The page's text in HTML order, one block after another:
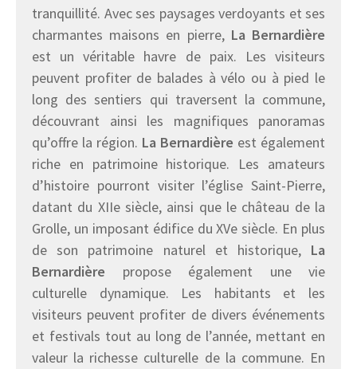
tranquillité. Avec ses paysages verdoyants et ses
charmantes maisons en pierre, La Bernardière
est un véritable havre de paix. Les visiteurs
peuvent profiter de balades à vélo ou à pied le
long des sentiers qui traversent la commune,
découvrant ainsi les magnifiques panoramas
qu’offre la région. La Bernardière est également
riche en patrimoine historique. Les amateurs
d’histoire pourront visiter l’église Saint-Pierre,
datant du XIIe siècle, ainsi que le château de la
Grolle, un imposant édifice du XVe siècle. En plus
de son patrimoine naturel et historique, La
Bernardière propose également une vie
culturelle dynamique. Les habitants et les
visiteurs peuvent profiter de divers événements
et festivals tout au long de l’année, mettant en
valeur la richesse culturelle de la commune. En